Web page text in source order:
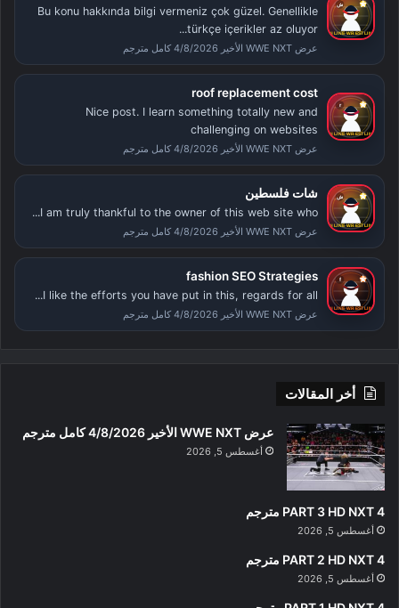
Bu konu hakkında bilgi vermeniz çok güzel. Genellikle
türkçe içerikler az oluyor...
عرض WWE NXT الأخير 4/8/2026 كامل مترجم
roof replacement cost
Nice post. I learn something totally new and
challenging on websites
عرض WWE NXT الأخير 4/8/2026 كامل مترجم
شات فلسطين
I am truly thankful to the owner of this web site who...
عرض WWE NXT الأخير 4/8/2026 كامل مترجم
fashion SEO Strategies
I like the efforts you have put in this, regards for all...
عرض WWE NXT الأخير 4/8/2026 كامل مترجم
أخر المقالات
عرض WWE NXT الأخير 4/8/2026 كامل مترجم
أغسطس 5, 2026
PART 3 HD NXT 4 مترجم
أغسطس 5, 2026
PART 2 HD NXT 4 مترجم
أغسطس 5, 2026